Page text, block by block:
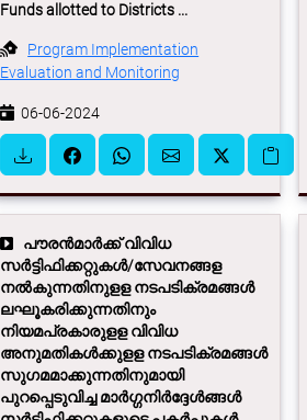
Funds allotted to Districts ...
Program Implementation
Evaluation and Monitoring
06-06-2024
പൗരൻ‍മാർക്ക് വിവിധ
സർട്ടിഫിക്കറ്റുകൾ/സേവനങ്ങള
നൽകുന്നതിനുളള നടപടിക്രമങ്ങൾ
ലഘൂകരിക്കുന്നതിനും
നിയമപ്രകാരുളള വിവിധ
അനുമതികൾക്കുളള നടപടിക്രമങ്ങൾ
സുഗമമാക്കുന്നതിനുമായി
പുറപ്പെടുവിച്ച മാർഗ്ഗനിർദ്ദേൾങ്ങൾ